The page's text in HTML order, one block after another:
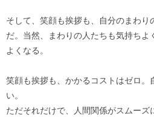
そして、笑顔も挨拶も、自分のまわり
だ。当然、まわりの人たちも気持ちよ
よくなる。
笑顔も挨拶も、かかるコストはゼロ。
い。
ただそれだけで、人間関係がスムーズ